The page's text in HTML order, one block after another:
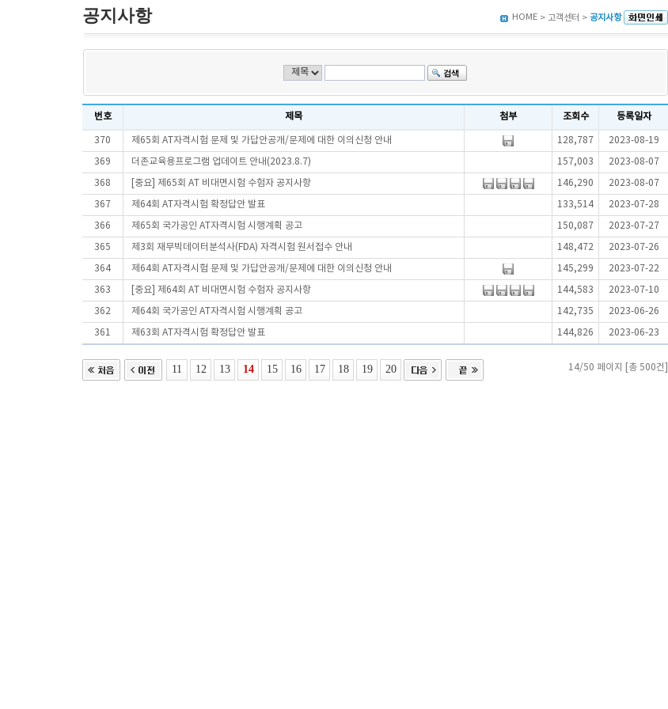
공지사항 HOME > 고객센터 > 공지사항
번호 제목 첨부 조회수 등록일자
370 제65회 AT자격시험 문제 및 가답안공개/문제에 대한 이의신청 안내 128,787 2023-08-19
369 더존교육용프로그램 업데이트 안내(2023.8.7) 157,003 2023-08-07
368 [중요] 제65회 AT 비대면시험 수험자 공지사항 146,290 2023-08-07
367 제64회 AT자격시험 확정답안 발표 133,514 2023-07-28
366 제65회 국가공인 AT자격시험 시행계획 공고 150,087 2023-07-27
365 제3회 재무빅데이터분석사(FDA) 자격시험 원서접수 안내 148,472 2023-07-26
364 제64회 AT자격시험 문제 및 가답안공개/문제에 대한 이의신청 안내 145,299 2023-07-22
363 [중요] 제64회 AT 비대면시험 수험자 공지사항 144,583 2023-07-10
362 제64회 국가공인 AT자격시험 시행계획 공고 142,735 2023-06-26
361 제63회 AT자격시험 확정답안 발표 144,826 2023-06-23
11 12 13 14 15 16 17 18 19 20 14/50 페이지 [총 500건]